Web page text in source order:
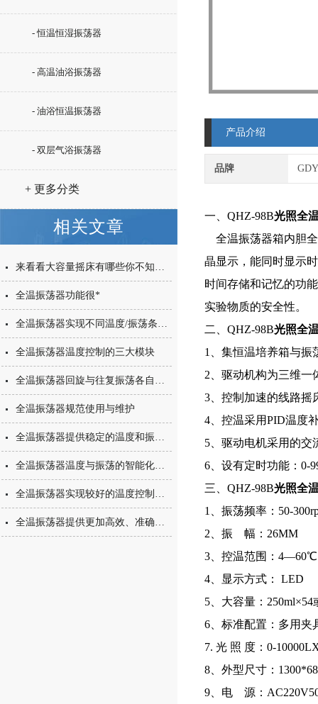
- 恒温恒湿振荡器
- 高温油浴振荡器
- 油浴恒温振荡器
- 双层气浴振荡器
+ 更多分类
相关文章
来看看大容量摇床有哪些你不知道的小细节
全温振荡器功能很*
全温振荡器实现不同温度/振荡条件广泛应用
全温振荡器温度控制的三大模块
全温振荡器回旋与往复振荡各自特色
全温振荡器规范使用与维护
全温振荡器提供稳定的温度和振荡培养环境
全温振荡器温度与振荡的智能化数控
全温振荡器实现较好的温度控制与振荡混匀
全温振荡器提供更加高效、准确和可靠的环境条件
产品介绍
品牌
一、QHZ-98B光照全
全温振荡器箱内胆全
晶显示，能同时显示
时间存储和记忆的功
实验物质的安全性。
二、QHZ-98B光照全
1、集恒温培养箱与振
2、驱动机构为三维一
3、控制加速的线路摇
4、控温采用PID温度
5、驱动电机采用的交
6、设有定时功能：0-
三、QHZ-98B光照全
1、振荡频率：50-
2、振 幅：26MM
3、控温范围：
4、显示方式： LED
5、大容量：250ml×54
6、标准配置：多用夹
7. 光 照 度：0-
8、外型尺寸：
9、电 源：